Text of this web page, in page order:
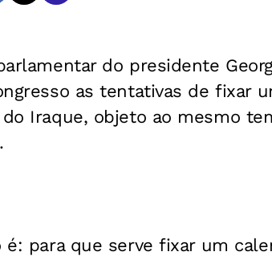
do presidente
as tentativas de fixar
do Iraque, objeto ao mesmo
é: para que serve fixar um